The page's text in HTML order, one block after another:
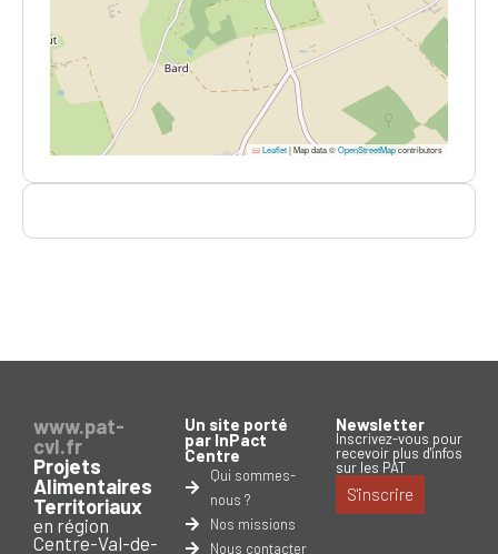
Leaflet|Map data ©OpenStreetMapcontributors
www.pat-
cvl.fr
Projets
Alimentaires
Territoriaux
en région
Centre-Val-de-
Un site porté
par InPact
Centre
Qui sommes-
nous ?
Nos missions
Nous contacter
Newsletter
Inscrivez-vous pour
recevoir plus d'infos
sur les PAT
S'inscrire